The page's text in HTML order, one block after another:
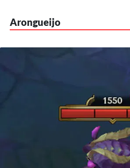
Arongueijo